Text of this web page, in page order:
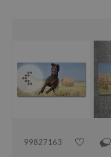
99827163